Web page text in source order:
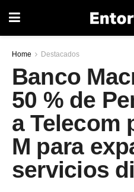
Home Destacados
Banco
50 % de
a Telecom
M para
servicios